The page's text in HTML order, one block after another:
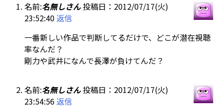
名前:名無しさん投稿日：2012/07/17(火)
23:52:40返信
一番新しい作品で判断してるだけで、どこが潜在視聴
率なんだ？
剛力や武井になんで長澤が負けてんだ？
名前:名無しさん投稿日：2012/07/17(火)
23:54:56返信